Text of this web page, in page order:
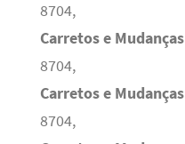
8704,
Carretos e Mudanças
8704,
Carretos e Mudanças
8704,